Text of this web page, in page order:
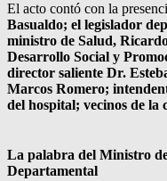
El acto contó con la
Basualdo; el legislador
ministro de Salud,
Desarrollo Social y
director saliente Dr.
Marcos Romero;
del hospital; vecinos de la
La palabra del Ministro
Departamental